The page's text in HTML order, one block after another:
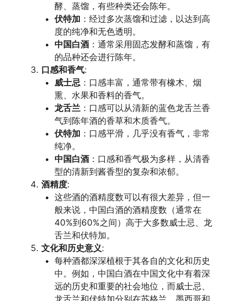
酵、蒸馏，有些种类还会陈年。
伏特加 ：经过多次蒸馏和过滤，以达到高
度的纯净和无色透明。
中国白酒：通常采用固态发酵和蒸馏，有
的品种还会进行陈年。
口感和香气:
威士忌 ：口感丰富，通常带有橡木、烟
熏、水果和香料的香气。
龙舌兰 ：口感可以从清新的蓝色龙舌兰香
气到陈年酒的香草和木质香气。
伏特加 ：口感平滑，几乎没有香气，非常
纯净。
中国白酒：口感和香气极为多样，从清香
型的清新到酱香型的复杂和浓郁。
酒精度:
这些酒的酒精度数可以有很大差异，但一
般来说，中国白酒的酒精度数（通常在
40%到60%之间）高于大多数威士忌、龙
舌兰和伏特加。
文化和历史意义:
每种酒都深深植根于其各自的文化和历史
中。例如，中国白酒在中国文化中有着深
远的历史和重要的社会地位，而威士忌、
龙舌兰和伏特加分别在苏格兰、墨西哥和